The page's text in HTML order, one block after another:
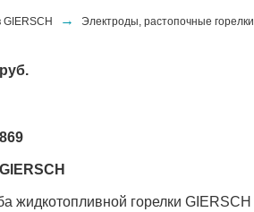
GIERSCH → Электроды, растопочные горелки
GIERSCH
жидкотопливной горелки GIERSCH